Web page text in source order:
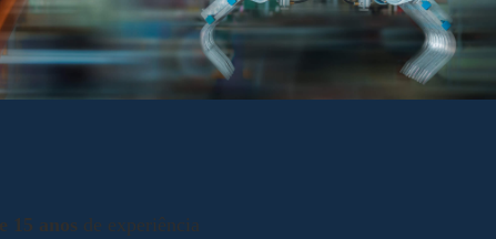
15 anos de experiência